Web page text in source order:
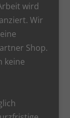
wird
Wir
Shop.
keine